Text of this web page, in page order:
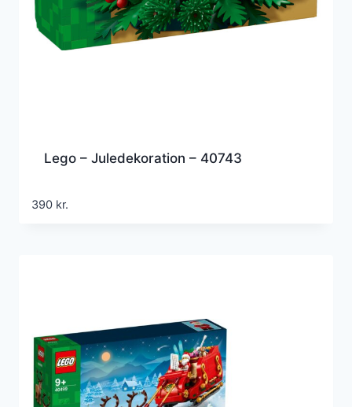
Lego – Juledekoration – 40743
390 kr.